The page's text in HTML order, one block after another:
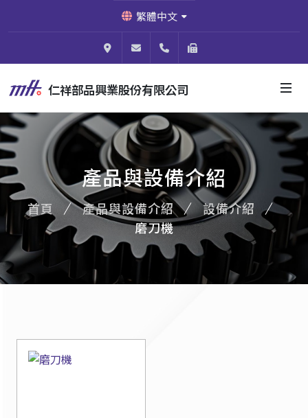
繁體中文
824003高雄市燕巢區安林四街64號
shou@micro-f.com.tw
886-7-614-0788
仁祥部品興業股份有限公司
產品與設備介紹
首頁 產品與設備介紹
設備介紹
磨刀機